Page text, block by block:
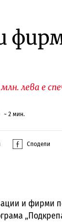
лева е
~ 2 мин.
Сподели
и фирми